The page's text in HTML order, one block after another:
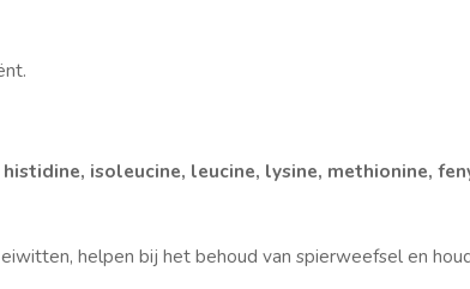
histidine, isoleucine, leucine, lysine, methionine,
helpen bij het behoud van spierweefsel en